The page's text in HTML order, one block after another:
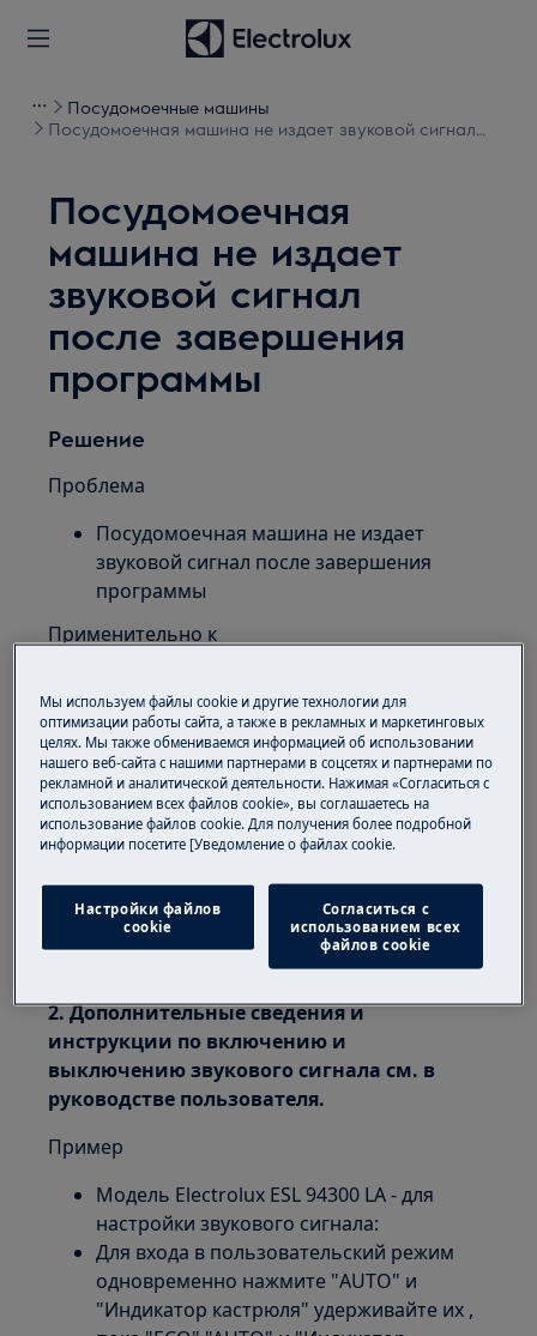
Посудомоечные машины
Посудомоечная машина не издает звуковой сигнал
Посудомоечная
машина не издает
звуковой сигнал
после завершения
программы
Решение
Проблема
Посудомоечная машина не издает
звуковой сигнал после завершения
программы
Применительно к
машина
Встроенная посудомоечная машина
Решение
1. Если звуковой сигнал не включается
после завершения программы, скорее
всего, он отключен.
Проверьте, не выключен ли он в меню
2. Дополнительные сведения и
инструкции по включению и
выключению звукового сигнала см. в
руководстве пользователя.
Пример
Модель Electrolux ESL 94300 LA - для
настройки звукового сигнала:
Для входа в пользовательский режим
одновременно нажмите "AUTO" и
"Индикатор кастрюля" удерживайте их ,
Мы используем файлы cookie и другие технологии для
оптимизации работы сайта, а также в рекламных и маркетинговых
целях. Мы также обмениваемся информацией об использовании
нашего веб-сайта с нашими партнерами в соцсетях и партнерами по
рекламной и аналитической деятельности. Нажимая «Согласиться с
использованием всех файлов cookie», вы соглашаетесь на
использование файлов cookie. Для получения более подробной
информации посетите [Уведомление о файлах cookie.
Настройки файлов
cookie
Согласиться с
использованием всех
файлов cookie